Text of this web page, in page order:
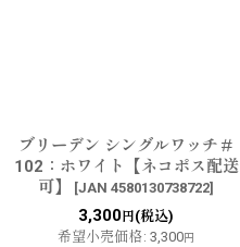
ブリーデン シングルワッチ＃
102：ホワイト【ネコポス配送
可】
[JAN 4580130738722]
3,300 円(税込)
希望小売価格: 3,300円